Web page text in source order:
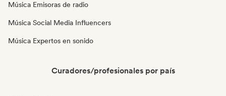
Música Emisoras de radio
Música Social Media Influencers
Música Expertos en sonido
Curadores/profesionales por país